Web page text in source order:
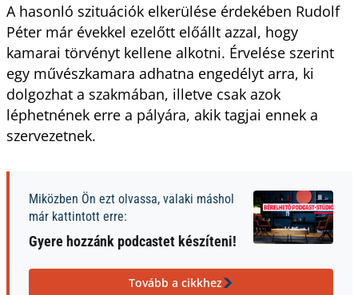
A hasonló szituációk elkerülése érdekében Rudolf
Péter már évekkel ezelőtt előállt azzal, hogy
kamarai törvényt kellene alkotni. Érvelése szerint
egy művészkamara adhatna engedélyt arra, ki
dolgozhat a szakmában, illetve csak azok
léphetnének erre a pályára, akik tagjai ennek a
szervezetnek.
Miközben Ön ezt olvassa, valaki máshol
már kattintott erre:
Gyere hozzánk podcastet készíteni!
Tovább a cikkhez